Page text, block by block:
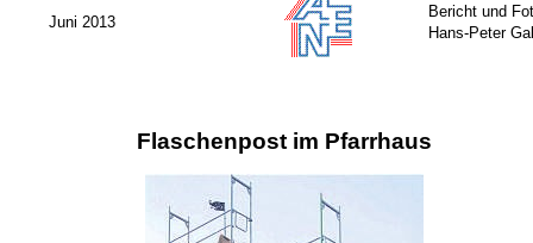
Juni 2013
Bericht und
Hans-Peter
Flaschenpost im Pfarrhaus